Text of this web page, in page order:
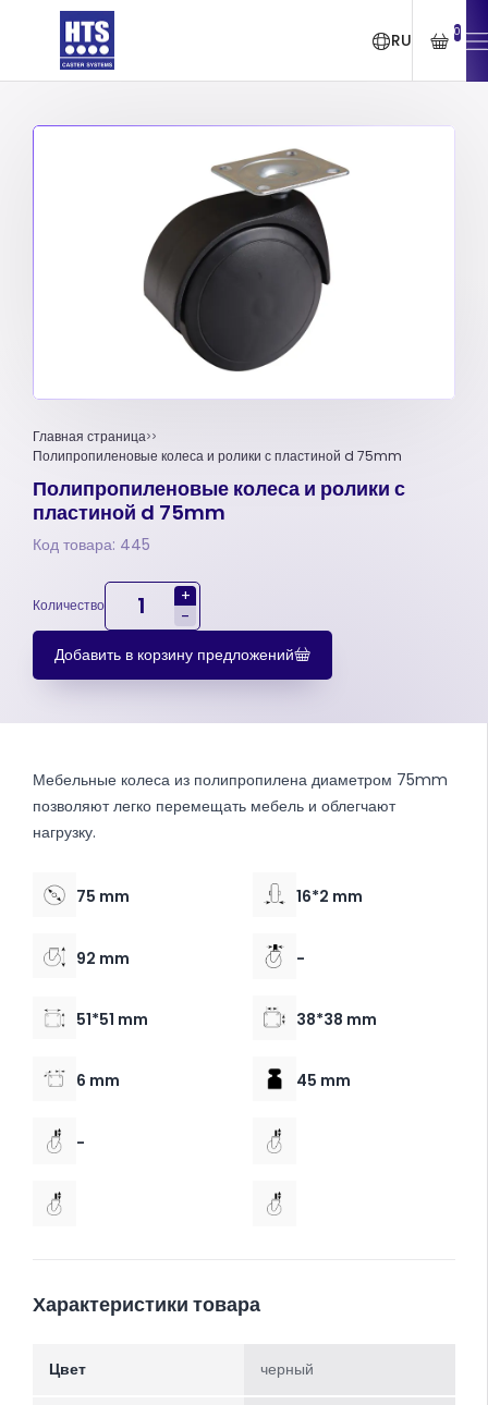
RU 0
Главная страница
Полипропиленовые колеса и ролики с пластиной d 75mm
Полипропиленовые колеса и ролики с
пластиной d 75mm
Код товара: 445
Количество
+
-
Добавить в корзину предложений
Мебельные колеса из полипропилена диаметром 75mm
позволяют легко перемещать мебель и облегчают
нагрузку.
75 mm 16*2 mm
92 mm -
51*51 mm 38*38 mm
6 mm 45 mm
-
Характеристики товара
Цвет черный